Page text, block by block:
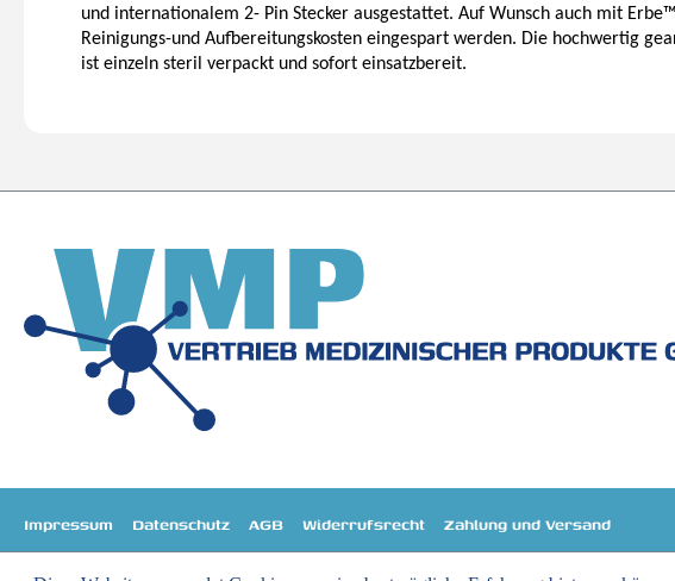
und internationalem 2- Pin Stecker ausgestattet. Auf Wunsch auch mit
Reinigungs-und Aufbereitungskosten eingespart werden. Die hochwertig
ist einzeln steril verpackt und sofort einsatzbereit.
Impressum Datenschutz AGB Widerrufsrecht Zahlung und Versand